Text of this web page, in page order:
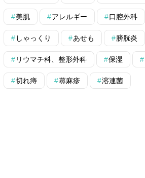
美肌 アレルギー 口腔外科
しゃっくり あせも 膀胱炎
リウマチ科、整形外科 保湿
切れ痔 蕁麻疹 溶連菌